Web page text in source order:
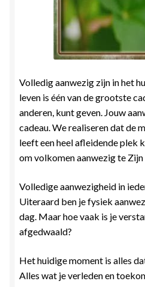
Priesteressen van Isis- Hal
Privacybeleid
Tarot
Transactionele Analyse
Verbinden en Transformeren
Webshop
Winkel
Volledig aanwezig zijn in het
leven is één van de grootste
anderen, kunt geven. Jouw
cadeau. We realiseren dat de
leeft een heel afleidende plek
om volkomen aanwezig te Zijn
Volledige aanwezigheid in
Uiteraard ben je fysiek
dag. Maar hoe vaak is je
afgedwaald?
Het huidige moment is alles
Alles wat je verleden en